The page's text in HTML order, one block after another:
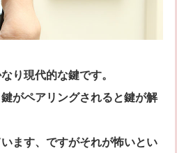
り現代的な鍵です。
がペアリングされると鍵が解
ます、ですがそれが怖いとい